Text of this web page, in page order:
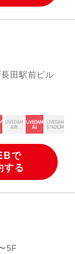
田駅前ビル
で
する
5F